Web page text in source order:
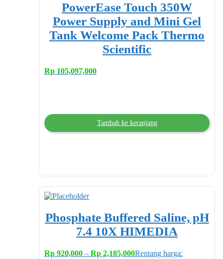
PowerEase Touch 350W
Power Supply and Mini Gel
Tank Welcome Pack Thermo
Scientific
Rp 105,097,000
Tambah ke keranjang
Phosphate Buffered Saline, pH
7.4 10X HIMEDIA
Rp 920,000 – Rp 2,185,000Rentang harga: